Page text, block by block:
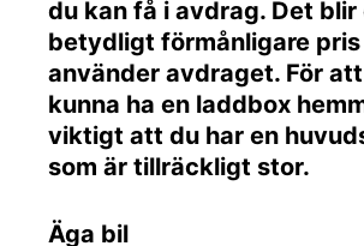
du kan få i avdrag. Det blir
betydligt förmånligare pris
använder avdraget. För
kunna ha en laddbox
viktigt att du har en
som är tillräckligt stor.
Äga bil